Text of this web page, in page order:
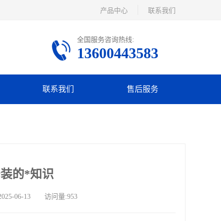
联系我们
产品中心
全国服务咨询热线:
13600443583
联系我们 售后服务
的*知识
06-13 访问量:953